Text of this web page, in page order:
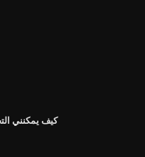
كيف يمكنني